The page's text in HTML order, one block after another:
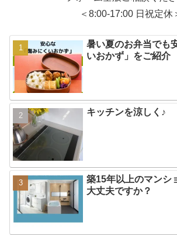
＜8:00-17:00 日祝定休
暑い夏のお弁当でも
いおかず」をご紹介
キッチンを涼しく♪
築15年以上のマンシ
大丈夫ですか？